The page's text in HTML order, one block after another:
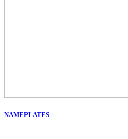
NAMEPLATES